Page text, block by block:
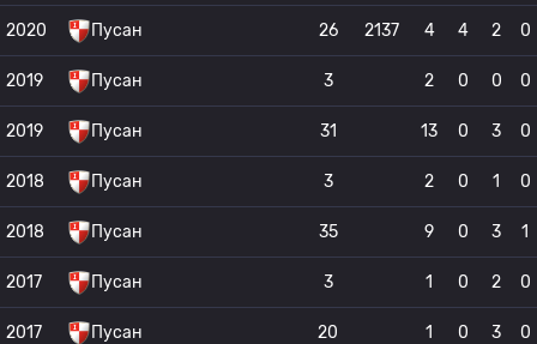
2020 Пусан 26 2137 4 4 2 0
2019 Пусан 3 2 0 0 0
2019 Пусан 31 13 0 3 0
2018 Пусан 3 2 0 1 0
2018 Пусан 35 9 0 3 1
2017 Пусан 3 1 0 2 0
2017 Пусан 20 1 0 3 0